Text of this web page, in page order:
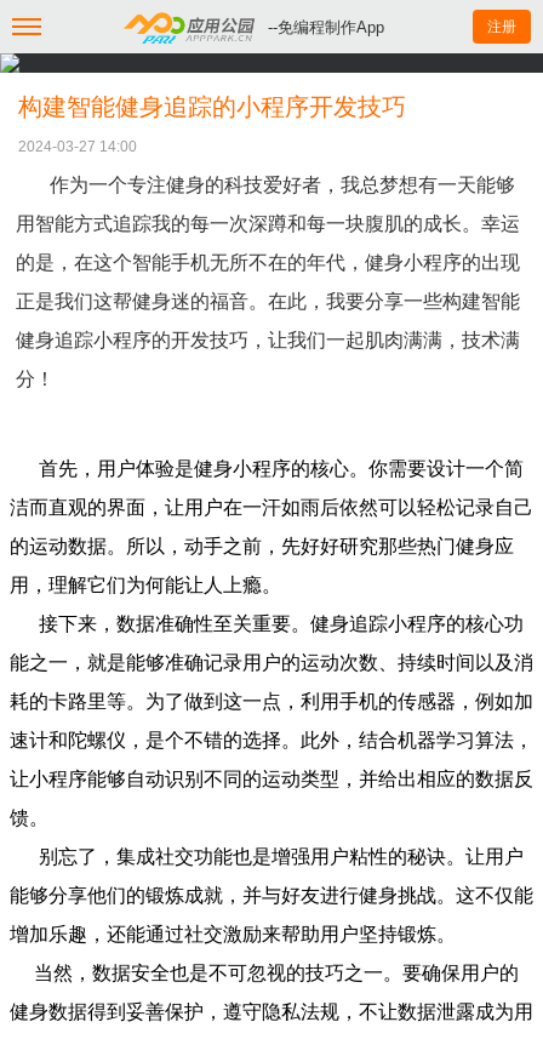
--免编程制作App 注册
构建智能健身追踪的小程序开发技巧
2024-03-27 14:00
作为一个专注健身的科技爱好者，我总梦想有一天能够
用智能方式追踪我的每一次深蹲和每一块腹肌的成长。幸运
的是，在这个智能手机无所不在的年代，健身小程序的出现
正是我们这帮健身迷的福音。在此，我要分享一些构建智能
健身追踪小程序的开发技巧，让我们一起肌肉满满，技术满
分！
首先，用户体验是健身小程序的核心。你需要设计一个简
洁而直观的界面，让用户在一汗如雨后依然可以轻松记录自己
的运动数据。所以，动手之前，先好好研究那些热门健身应
用，理解它们为何能让人上瘾。
接下来，数据准确性至关重要。健身追踪小程序的核心功
能之一，就是能够准确记录用户的运动次数、持续时间以及消
耗的卡路里等。为了做到这一点，利用手机的传感器，例如加
速计和陀螺仪，是个不错的选择。此外，结合机器学习算法，
让小程序能够自动识别不同的运动类型，并给出相应的数据反
馈。
别忘了，集成社交功能也是增强用户粘性的秘诀。让用户
能够分享他们的锻炼成就，并与好友进行健身挑战。这不仅能
增加乐趣，还能通过社交激励来帮助用户坚持锻炼。
当然，数据安全也是不可忽视的技巧之一。要确保用户的
健身数据得到妥善保护，遵守隐私法规，不让数据泄露成为用